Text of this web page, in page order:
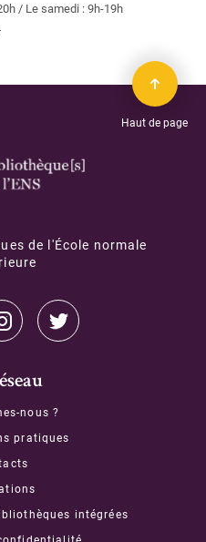
/ Le samedi : 9h-19h
Haut de page
de l'École normale
nous ?
pratiques
intégrées